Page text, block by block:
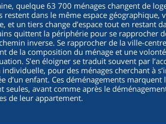
quelque 63 700 ménages changent de
restent dans le même espace géographique,
un tiers change d’espace tout en restant
quittent la périphérie pour se rapprocher
inverse. Se rapprocher de la ville-
de la composition du ménage et une volonté
S’en éloigner se traduit souvent par
pour des ménages cherchant à
d’un enfant. Ces déménagements marquent
seules, avant comme après le
de leur appartement.